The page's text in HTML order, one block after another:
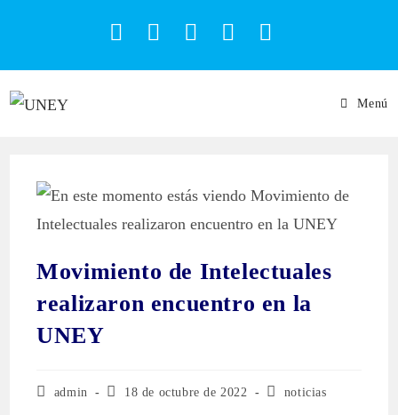
Menú
Movimiento de Intelectuales
realizaron encuentro en la
UNEY
admin 18 de octubre de 2022 noticias